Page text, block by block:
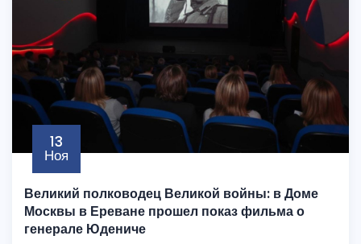
13
Ноя
Великий полководец Великой войны: в Доме
Москвы в Ереване прошел показ фильма о
генерале Юдениче